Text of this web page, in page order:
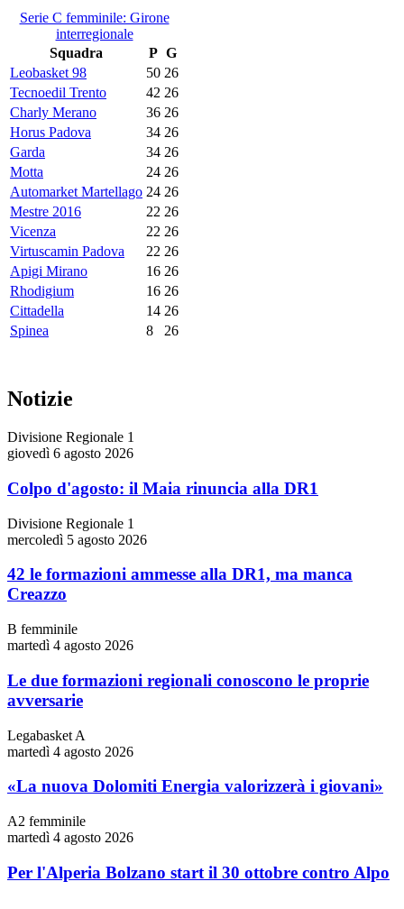
Serie C femminile: Girone
interregionale
Squadra
P G
Leobasket 98
50 26
Tecnoedil Trento
42 26
Charly Merano
36 26
Horus Padova
34 26
Garda
34 26
Motta
24 26
Automarket Martellago 24 26
Mestre 2016
22 26
Vicenza
22 26
Virtuscamin Padova
22 26
Apigi Mirano
16 26
Rhodigium
16 26
Cittadella
14 26
Spinea
8 26
Notizie
Divisione Regionale 1
giovedì 6 agosto 2026
Colpo d'agosto: il Maia rinuncia alla DR1
Divisione Regionale 1
mercoledì 5 agosto 2026
42 le formazioni ammesse alla DR1, ma manca
Creazzo
B femminile
martedì 4 agosto 2026
Le due formazioni regionali conoscono le proprie
avversarie
Legabasket A
martedì 4 agosto 2026
«La nuova Dolomiti Energia valorizzerà i giovani»
A2 femminile
martedì 4 agosto 2026
Per l'Alperia Bolzano start il 30 ottobre contro Alpo